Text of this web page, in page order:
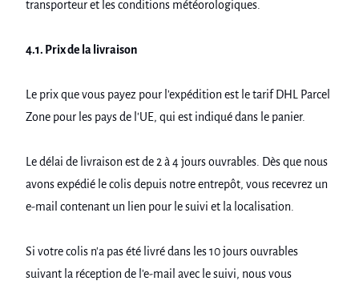
transporteur et les conditions météorologiques.
4.1. Prix de la livraison
Le prix que vous payez pour l'expédition est le tarif DHL Parcel
Zone pour les pays de l'UE, qui est indiqué dans le panier.
Le délai de livraison est de 2 à 4 jours ouvrables. Dès que nous
avons expédié le colis depuis notre entrepôt, vous recevrez un
e-mail contenant un lien pour le suivi et la localisation.
Si votre colis n'a pas été livré dans les 10 jours ouvrables
suivant la réception de l'e-mail avec le suivi, nous vous